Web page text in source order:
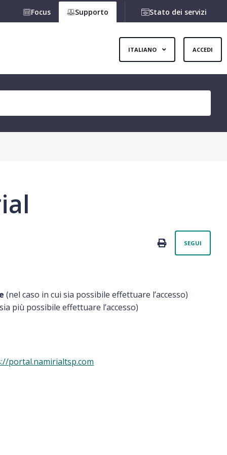
Focus Supporto Stato dei servizi
ITALIANO ACCEDI
PRINT
SEGUI
(nel caso in cui sia possibile effettuare l’accesso)
più possibile effettuare l’accesso)
portal.namirialtsp.com